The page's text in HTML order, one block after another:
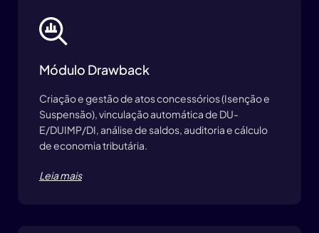
Módulo Drawback
Criação e gestão de atos concessórios (Isenção e
Suspensão), vinculação automática de DU-
E/DUIMP/DI, análise de saldos, auditoria e cálculo
de economia tributária.
Leia mais